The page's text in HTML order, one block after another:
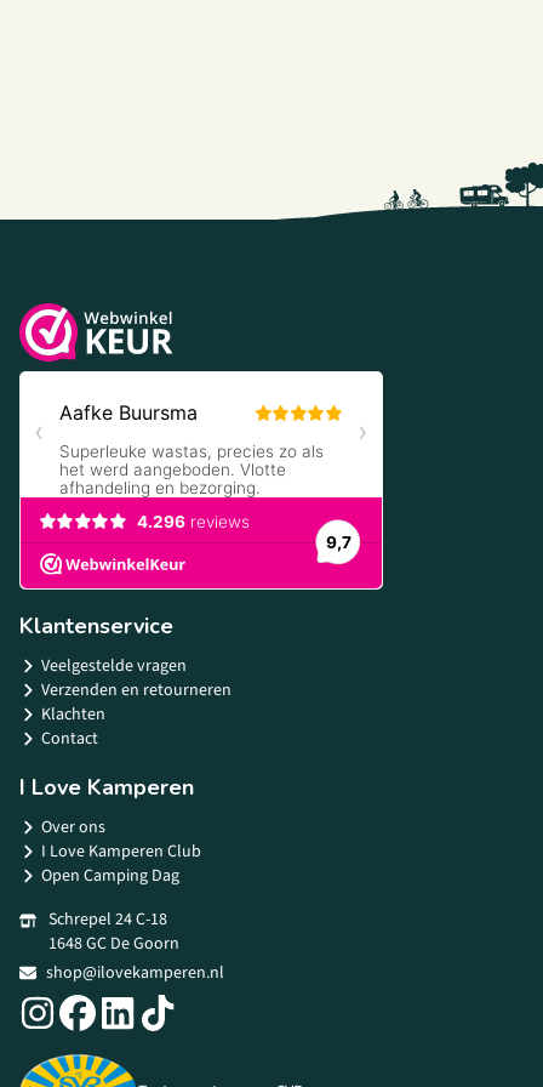
Klantenservice
Veelgestelde vragen
Verzenden en retourneren
Klachten
Contact
I Love Kamperen
Over ons
I Love Kamperen Club
Open Camping Dag
Schrepel 24 C-18
1648 GC De Goorn
shop@ilovekamperen.nl